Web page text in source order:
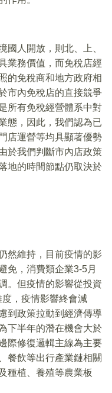
國人開放，則北、上、
業務價值，而免稅店經
的免稅商和地方政府相
市內免稅店的直接競爭
所有免稅經營體系中對
態，因此，我們認為已
店運營等均具顯著優勢
於我們判斷市內店政策
地的時間節點仍取決於
然維持，目前疫情的影
免，消費類企業3-5月
。但疫情的影響從投資
，疫情影響終會減
到政策拉動到經濟傳導
下半年的潛在機會大於
際修復邏輯主線為主要
餐飲等出行產業鏈相關
種植、養殖等農業板